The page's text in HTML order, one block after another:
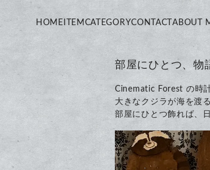
HOME ITEM CATEGORYCONTACTABOUT
部屋にひとつ、物
Cinematic Forest の時
大きなクジラが海を渡
部屋にひとつ飾れば、